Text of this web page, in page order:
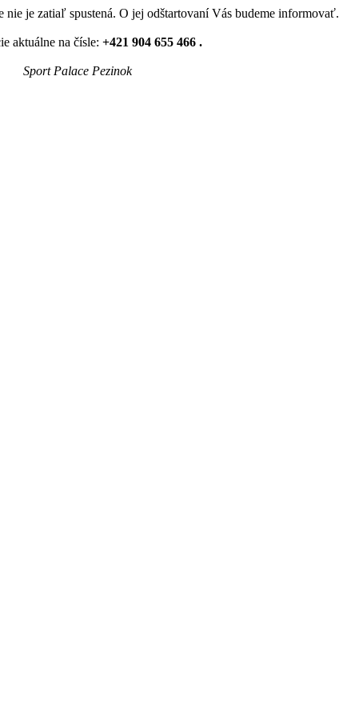
je zatiaľ spustená. O jej odštartovaní Vás budeme informovať.
aktuálne na čísle: +421 904 655 466 .
Sport Palace Pezinok